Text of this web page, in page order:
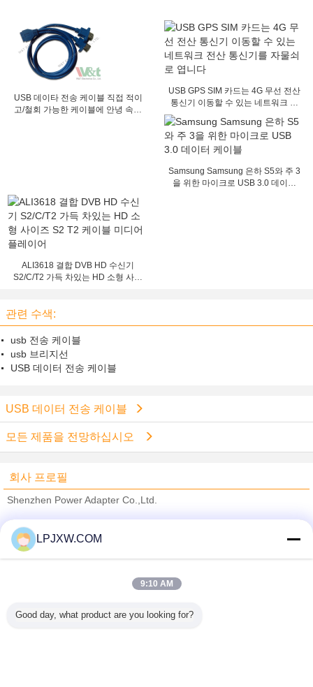
USB 데이타 전송 케이블 직접 적이
고/철회 가능한 케이블에 안녕 속도
USB GPS SIM 카드는 4G 무선 전산
통신기 이동할 수 있는 네트워크 전
Samsung Samsung 은하 S5와 주 3
을 위한 마이크로 USB 3.0 데이터
ALI3618 결합 DVB HD 수신기
S2/C/T2 가득 차있는 HD 소형 사이
관련 수색:
usb 전송 케이블
usb 브리지선
USB 데이터 전송 케이블
USB 데이터 전송 케이블
모든 제품을 전망하십시오
회사 프로필
Shenzhen Power Adapter Co.,Ltd.
Trust Seal
Verified Suplier
모든 제품
LPJXW.COM
9:10 AM
Good day, what product are you looking for?